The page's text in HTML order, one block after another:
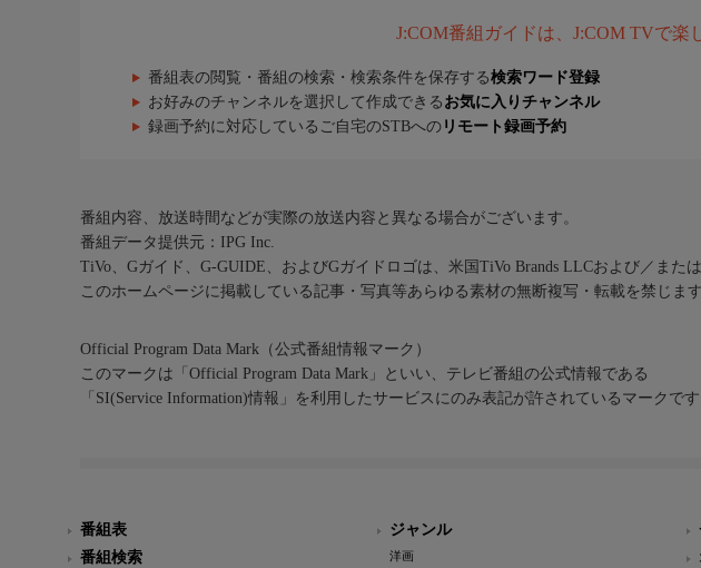
J:COM番組ガイドは、J:COM TVで楽
番組表の閲覧・番組の検索・検索条件を保存する検索ワード登録
お好みのチャンネルを選択して作成できる お気に入りチャンネル
録画予約に対応しているご自宅のSTBへの リモート録画予約
番組内容、放送時間などが実際の放送内容と異なる場合がございます。
番組データ提供元：IPG Inc.
TiVo、Gガイド、G-GUIDE、およびGガイドロゴは、米国TiVo Brands LLCおよび／また
このホームページに掲載している記事・写真等あらゆる素材の無断複写・転載を禁じます
Official Program Data Mark（公式番組情報マーク）
このマークは「Official Program Data Mark」といい、テレビ番組の公式情報である
「SI(Service Information)情報」を利用したサービスにのみ表記が許されているマークです
番組表
番組検索
ジャンル
洋画